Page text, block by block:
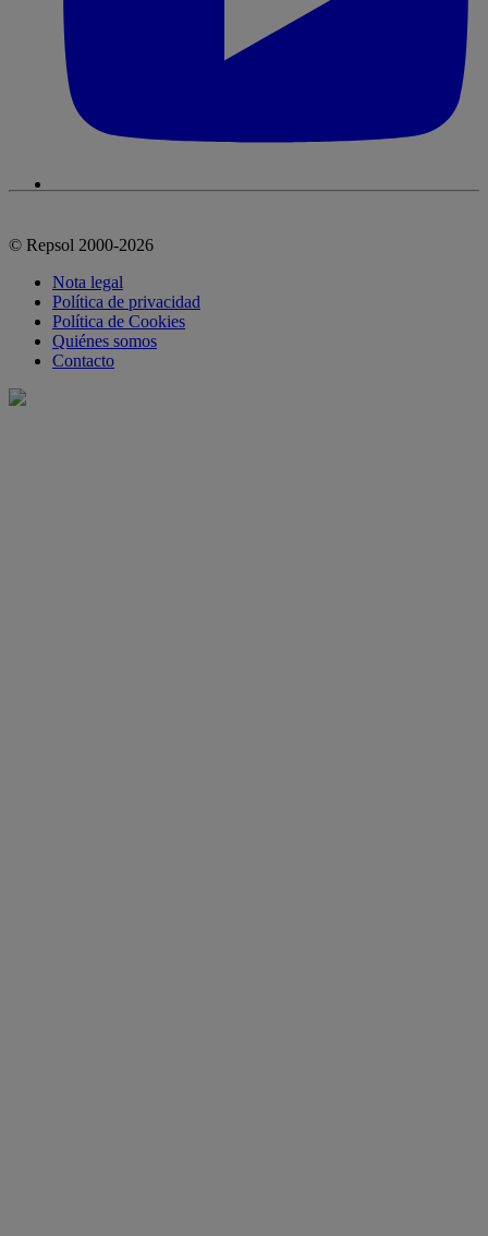
© Repsol 2000-2026
Nota legal
Política de privacidad
Política de Cookies
Quiénes somos
Contacto